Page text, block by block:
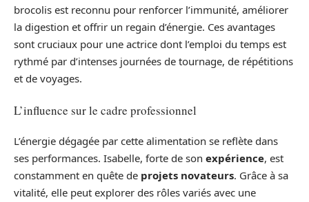
brocolis est reconnu pour renforcer l’immunité, améliorer
la digestion et offrir un regain d’énergie. Ces avantages
sont cruciaux pour une actrice dont l’emploi du temps est
rythmé par d’intenses journées de tournage, de répétitions
et de voyages.
L’influence sur le cadre professionnel
L’énergie dégagée par cette alimentation se reflète dans
ses performances. Isabelle, forte de son expérience, est
constamment en quête de projets novateurs. Grâce à sa
vitalité, elle peut explorer des rôles variés avec une